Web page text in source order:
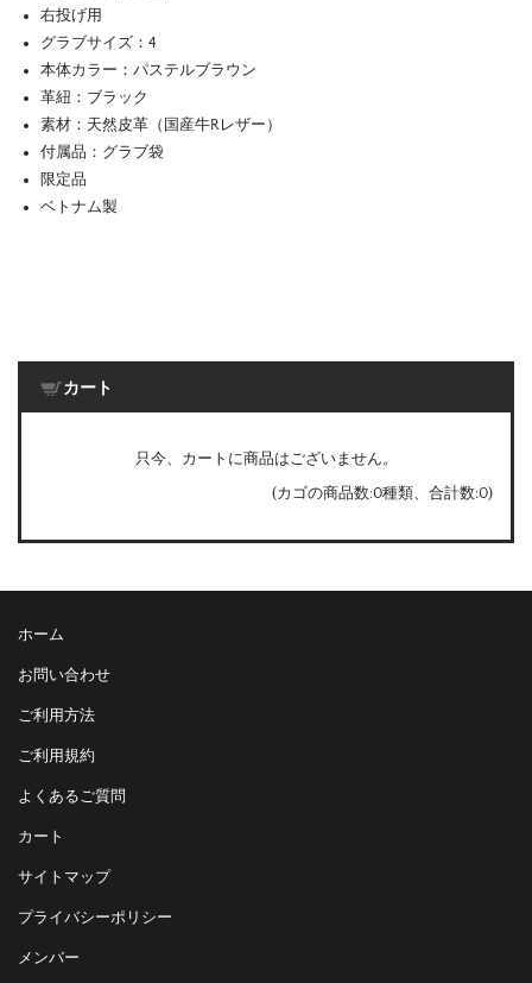
右投げ用
グラブサイズ：4
本体カラー：パステルブラウン
革紐：ブラック
素材：天然皮革（国産牛Rレザー）
付属品：グラブ袋
限定品
ベトナム製
カート
只今、カートに商品はございません。
(カゴの商品数:0種類、合計数:0)
ホーム
お問い合わせ
ご利用方法
ご利用規約
よくあるご質問
カート
サイトマップ
プライバシーポリシー
メンバー